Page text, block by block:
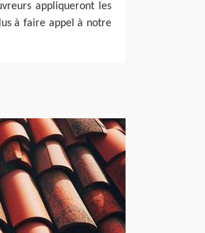
appliqueront les
à faire appel à notre